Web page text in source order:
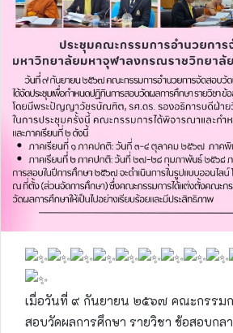
เมื่อวันที่ ๙ กันยายน ๒๕๖๗ คณะกรรม
สอบวัดผลการศึกษา รายวิชา ข้อสอบกล